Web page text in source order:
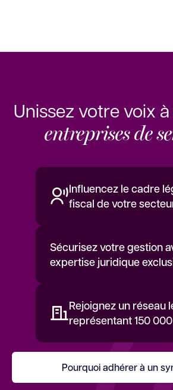
Unissez votre voix
entreprises de
Influencez le cadre
fiscal de votre
Sécurisez votre gestion
expertise juridique
Rejoignez un réseau
représentant 150
Pourquoi adhérer à un